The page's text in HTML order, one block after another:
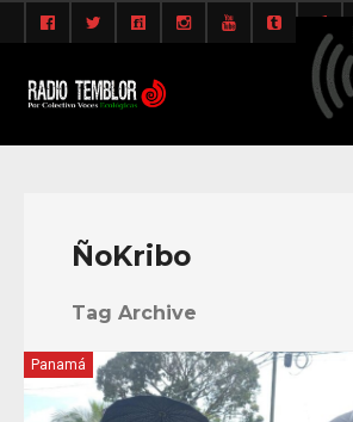
ÑoKribo
Tag Archive
Panamá